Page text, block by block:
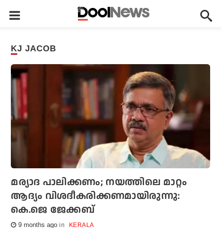
KJ JACOB
മര്യാദ പാലിക്കണം; നയത്തിലെ മാറ്റം
ആദ്യം വിശദീകരിക്കണമായിരുന്നു:
കെ.ജെ ജേക്കബ്
9 months ago KERALA